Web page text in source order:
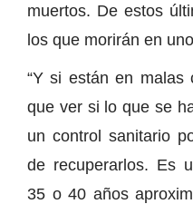
muertos. De estos
los que morirán en
“Y si están en malas
que ver si lo que se
un control sanitario
de recuperarlos. Es
35 o 40 años